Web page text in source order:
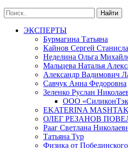
ЭКСПЕРТЫ
Бурмагина Татьяна
Кайнов Сергей
Неделина Ольга
Мальцева Наталья
Александр Вадимович
Савчук Анна Федоровна
Зеленко Руслан
ООО
EKATERINA
ОЛЕГ РЕЗАНОВ
Рааг Светлана
Татьяна Тур
Физика от Побединского